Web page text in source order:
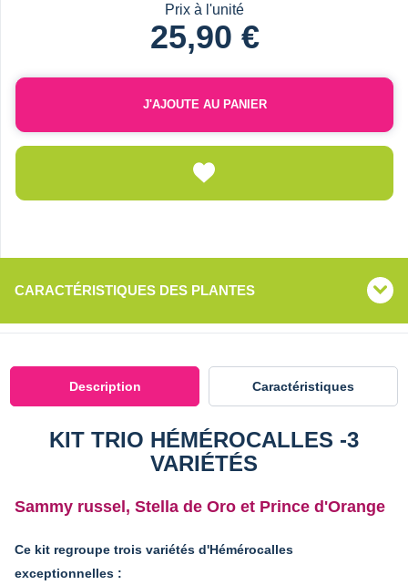
Prix à l'unité
25,90 €
J'AJOUTE AU PANIER
CARACTÉRISTIQUES DES PLANTES
Description Caractéristiques
KIT TRIO HÉMÉROCALLES -3
VARIÉTÉS
Sammy russel, Stella de Oro et Prince d'Orange
Ce kit regroupe trois variétés d'Hémérocalles
exceptionnelles :